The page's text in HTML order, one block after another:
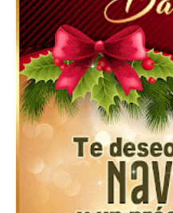
Feliz Navidad y próspero